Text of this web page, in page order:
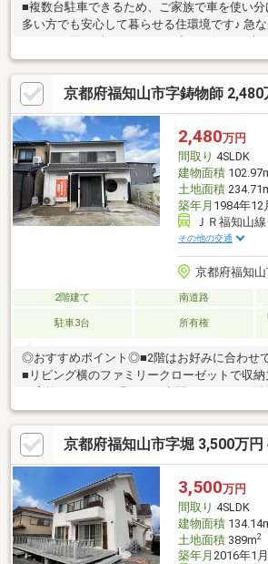
■複数台駐車できるため、ご家族で車を使い
多い方でも安心して暮らせる住環境です♪ 急
ムライフ福知山中央店では福知山市・綾部市
ナンバー１を目指しています！○家を買いた
ォームしたいお客様にたくさんの情報を迅速
○物件情報・住宅ローンetc...どんな事でもお
い！○見るだけOK!聞くだけOK!ご相談は無料
い合わせをお待ちしております♪
京都府福知山市字鋳物師 2,480
2,480万円
間取り 4SLDK
建物面積
土地面積
築年月 1984年12
ＪＲ福知山
その他の交通
京都府福知
2階建て 南道路
駐車3台 所有権
◎おすすめポイント◎■2階はお好みに合わせ
■リビング横のファミリークローゼットで収納
で家族がゆったり過ごせる空間■キッチン・浴
りもリフォーム済み◎物件の周辺環境◎■昭和
分■南陵中学校：徒歩約26分■ローソン福知山
9分■フレッシュ・メゾン福知山和久市店：徒
イフ不動産◆当日の内覧・ご見学もご相談く
電話でも各種ご相談を承っております！『お
『リフォーム』『新築』などのご相談は『ア
動産』におまかせ下さい！
京都府福知山市字堀 3,500万円
3,500万円
間取り 4SLDK
建物面積
土地面積389m2
築年月 2016年1